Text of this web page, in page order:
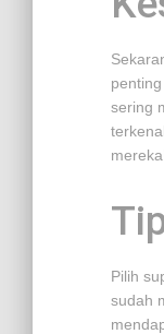
sering
Pilih
sudah